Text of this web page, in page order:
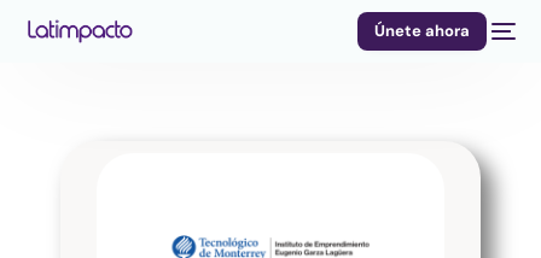
Únete ahora